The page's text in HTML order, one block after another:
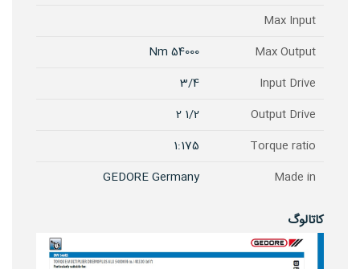
Max Input
Max Output
54000 Nm
Input Drive
3/4
Output Drive
1/2 2
Torque ratio
1:175
Made in
GEDORE Germany
کاتالوگ